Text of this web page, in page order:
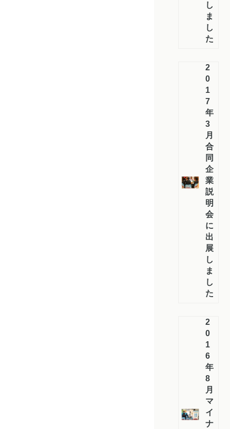
し
ま
し
た！
2
0
1
7
年
3
月
合
同
企
業
説
明
会
に
出
展
し
ま
し
た
2
0
1
6
年
8
月
マ
イ
ナ